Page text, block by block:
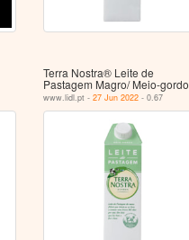
Terra Nostra® Leite de
Pastagem Magro/ Meio-gordo
www.lidl.pt -27 Jun 2022 - 0.67